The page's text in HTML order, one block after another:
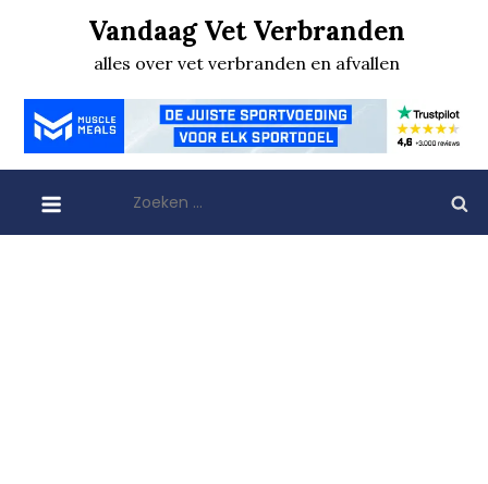
Vandaag Vet Verbranden
alles over vet verbranden en afvallen
naar: